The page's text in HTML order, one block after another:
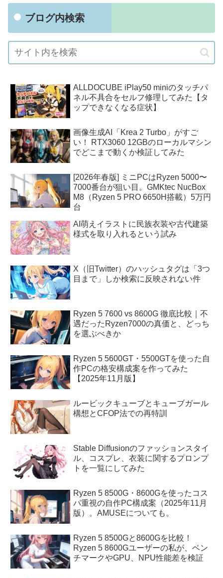
ブログ内検索
ALLDOCUBE iPlay50 miniのタッチパ
ネル不具合をセルフ修理してみた【タ
ップできなくなる症状】
画像生成AI「Krea 2 Turbo」がすご
い！ RTX3060 12GBのローカルマシン
でどこまで動くか検証してみた
[2026年春版] ミニPCはRyzen 5000〜
7000番台が狙い目。GMKtec NucBox
M8（Ryzen 5 PRO 6650H搭載）5万円
台
AI萌えイラストに民族衣装や古代建築
様式を取り入れるという試み
X（旧Twitter）のハッシュタグは「3つ
目まで」しか検索に反映されない件
Ryzen 5 7600 vs 8600G 徹底比較｜不
遇だったRyzen7000の真価と、どっち
を選ぶべきか
Ryzen 5 5600GT・5500GTを使った自
作PCの格安構成案を作ってみた
【2025年11月版】
ルービックキューブとキューブガール
構想とCFOP法での再特訓
Stable Diffusionのファッションスタイ
ル、コスプレ、衣装に関するプロンプ
トを一覧にしてみた
Ryzen 5 8500G・8600Gを使ったコス
パ重視の自作PC構成案（2025年11月
版）。AMUSEについても。
Ryzen 5 8500Gと8600Gを比較！
Ryzen 5 8600Gユーザーの私が、ベン
チマークやGPU、NPU性能差を検証